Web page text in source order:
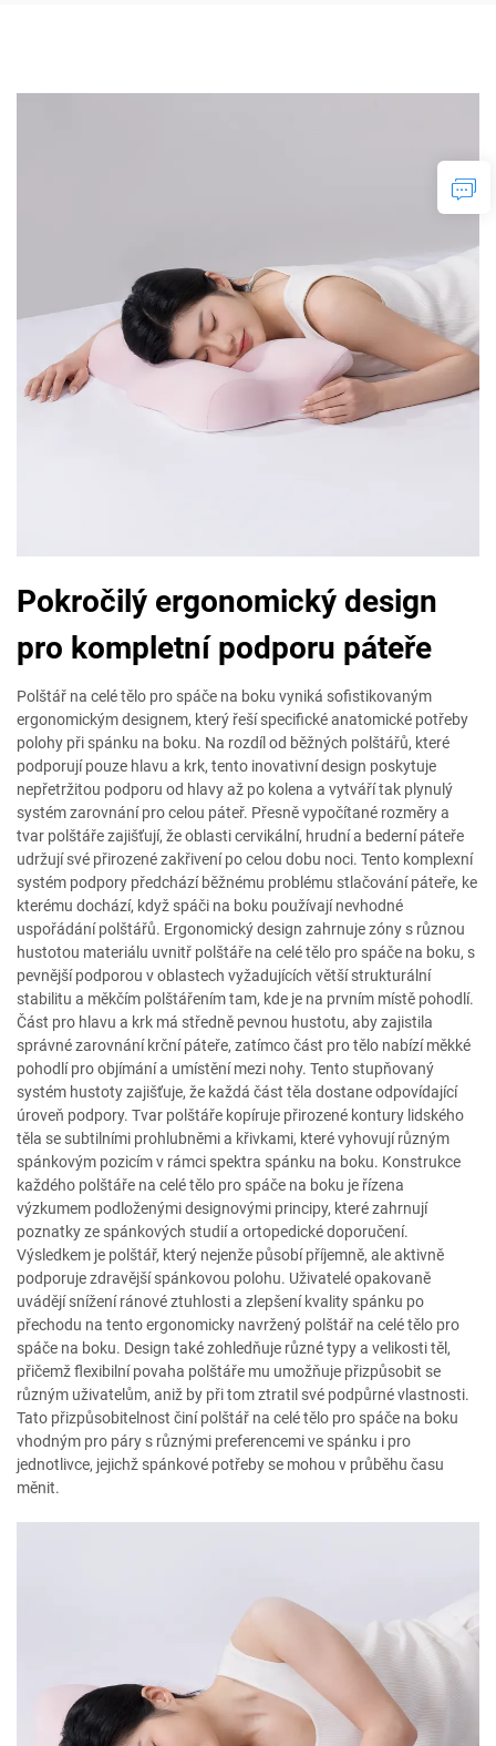
Pokročilý ergonomický design
pro kompletní podporu páteře
Polštář na celé tělo pro spáče na boku vyniká sofistikovaným
ergonomickým designem, který řeší specifické anatomické potřeby
polohy při spánku na boku. Na rozdíl od běžných polštářů, které
podporují pouze hlavu a krk, tento inovativní design poskytuje
nepřetržitou podporu od hlavy až po kolena a vytváří tak plynulý
systém zarovnání pro celou páteř. Přesně vypočítané rozměry a
tvar polštáře zajišťují, že oblasti cervikální, hrudní a bederní páteře
udržují své přirozené zakřivení po celou dobu noci. Tento komplexní
systém podpory předchází běžnému problému stlačování páteře, ke
kterému dochází, když spáči na boku používají nevhodné
uspořádání polštářů. Ergonomický design zahrnuje zóny s různou
hustotou materiálu uvnitř polštáře na celé tělo pro spáče na boku, s
pevnější podporou v oblastech vyžadujících větší strukturální
stabilitu a měkčím polštářením tam, kde je na prvním místě pohodlí.
Část pro hlavu a krk má středně pevnou hustotu, aby zajistila
správné zarovnání krční páteře, zatímco část pro tělo nabízí měkké
pohodlí pro objímání a umístění mezi nohy. Tento stupňovaný
systém hustoty zajišťuje, že každá část těla dostane odpovídající
úroveň podpory. Tvar polštáře kopíruje přirozené kontury lidského
těla se subtilními prohlubněmi a křivkami, které vyhovují různým
spánkovým pozicím v rámci spektra spánku na boku. Konstrukce
každého polštáře na celé tělo pro spáče na boku je řízena
výzkumem podloženými designovými principy, které zahrnují
poznatky ze spánkových studií a ortopedické doporučení.
Výsledkem je polštář, který nejenže působí příjemně, ale aktivně
podporuje zdravější spánkovou polohu. Uživatelé opakovaně
uvádějí snížení ránové ztuhlosti a zlepšení kvality spánku po
přechodu na tento ergonomicky navržený polštář na celé tělo pro
spáče na boku. Design také zohledňuje různé typy a velikosti těl,
přičemž flexibilní povaha polštáře mu umožňuje přizpůsobit se
různým uživatelům, aniž by při tom ztratil své podpůrné vlastnosti.
Tato přizpůsobitelnost činí polštář na celé tělo pro spáče na boku
vhodným pro páry s různými preferencemi ve spánku i pro
jednotlivce, jejichž spánkové potřeby se mohou v průběhu času
měnit.